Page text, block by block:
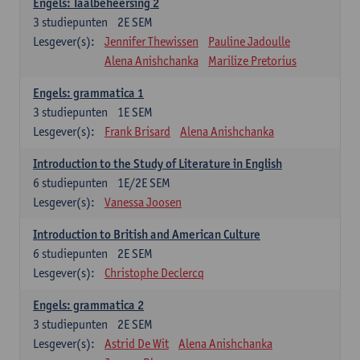
2E SEM
3 studiepunten
Lesgever(s):
Jennifer Thewissen
Pauline Jadoulle
Alena Anishchanka
Marilize Pretorius
Engels: grammatica 1
1E SEM
3 studiepunten
Lesgever(s):
Frank Brisard Alena Anishchanka
Introduction to the Study of Literature in English
1E/2E SEM
6 studiepunten
Lesgever(s):
Vanessa Joosen
Introduction to British and American Culture
2E SEM
6 studiepunten
Lesgever(s):
Christophe Declercq
Engels: grammatica 2
2E SEM
3 studiepunten
Lesgever(s):
Astrid De Wit
Alena Anishchanka